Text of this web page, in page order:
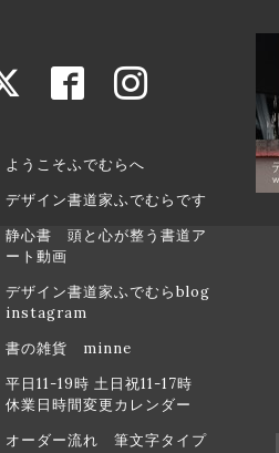
ようこそふでむらへ
デザイン書道家ふでむらです
静心書 頭と心が整う書道ア
ート動画
デザイン書道家ふでむらblog
instagram
書の雑貨 minne
平日11-19時 土日祝11-17時
休業日時間変更カレンダー
オーダー流れ 筆文字タイプ